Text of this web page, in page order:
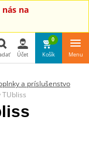
na
Hľadať
Účet
0
Košík Menu
a príslušenstvo
TUbliss